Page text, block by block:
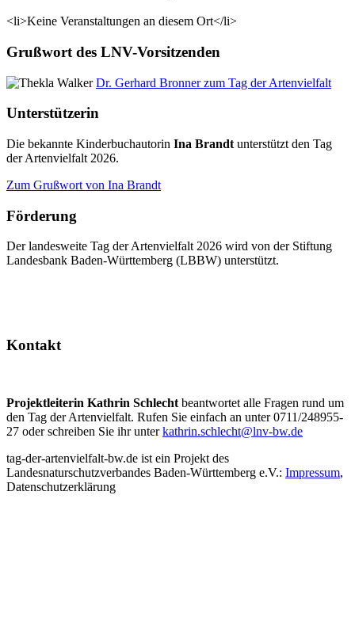
<li>Keine Veranstaltungen an diesem Ort</li>
Grußwort des LNV-Vorsitzenden
Dr. Gerhard Bronner zum Tag der Artenvielfalt
Unterstützerin
Die bekannte Kinderbuchautorin Ina Brandt unterstützt den Tag
der Artenvielfalt 2026.
Zum Grußwort von Ina Brandt
Förderung
Der landesweite Tag der Artenvielfalt 2026 wird von der Stiftung
Landesbank Baden-Württemberg (LBBW) unterstützt.
Kontakt
Projektleiterin Kathrin Schlecht beantwortet alle Fragen rund um
den Tag der Artenvielfalt. Rufen Sie einfach an unter 0711/248955-
27 oder schreiben Sie ihr unterkathrin.schlecht@lnv-bw.de
tag-der-artenvielfalt-bw.de ist ein Projekt des
Landesnaturschutzverbandes Baden-Württemberg e.V.: Impressum,
Datenschutzerklärung